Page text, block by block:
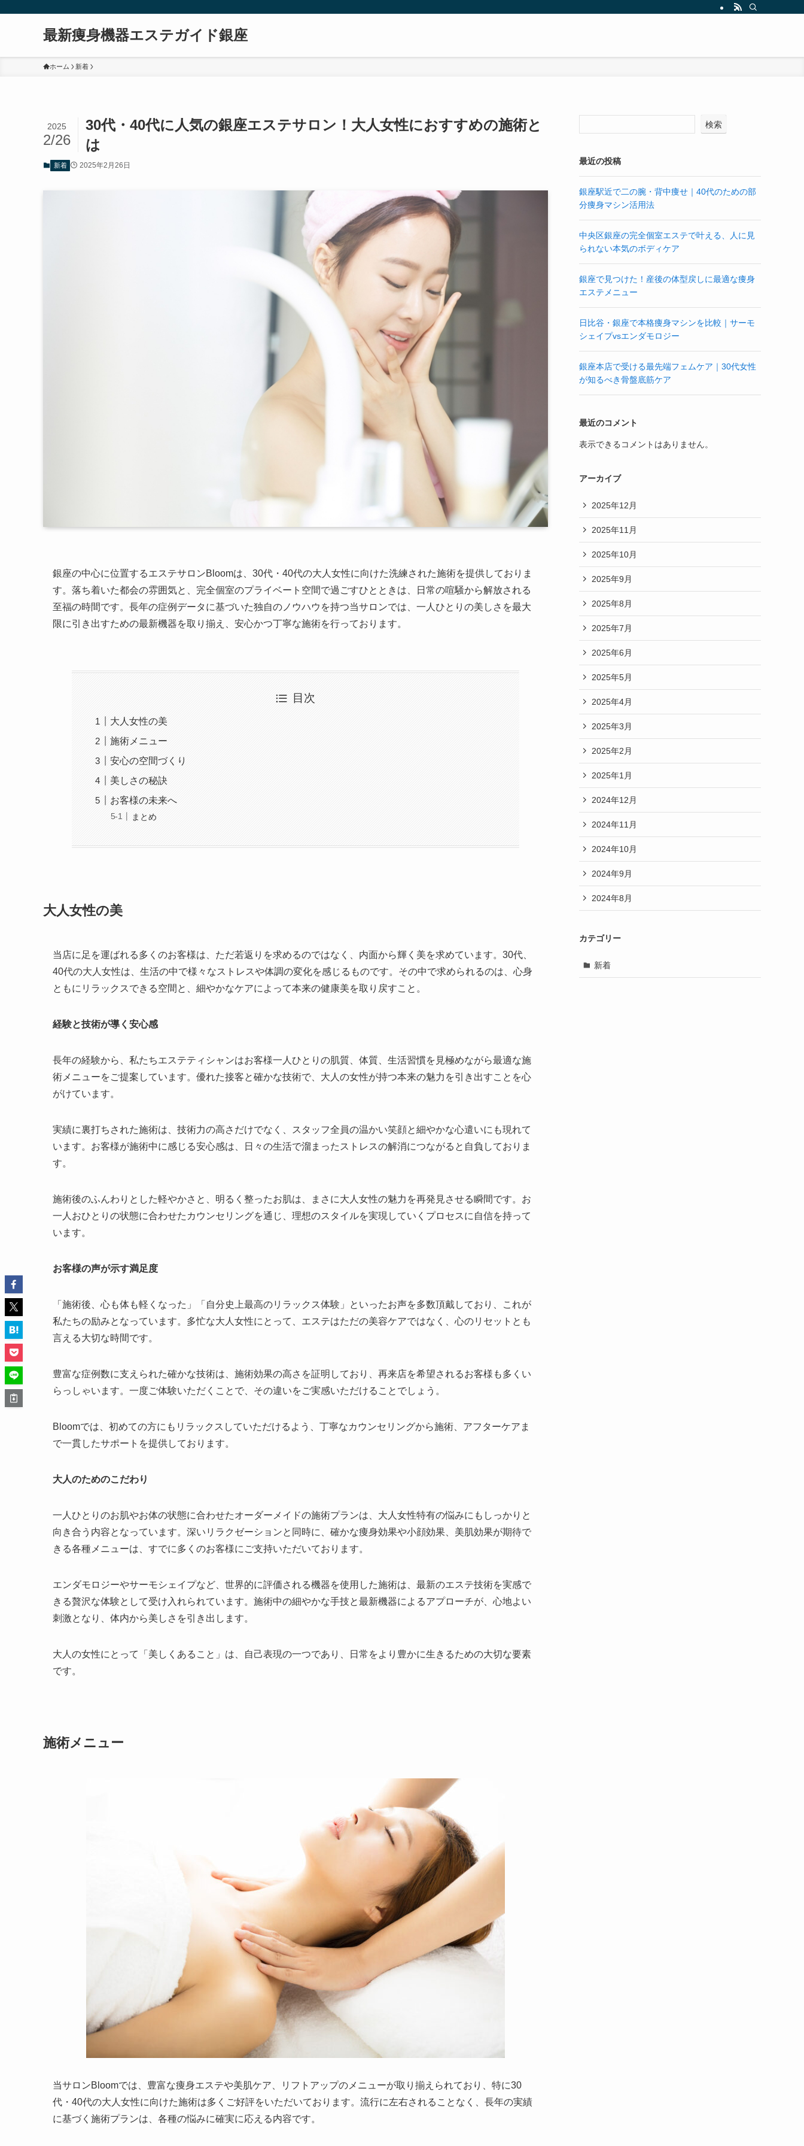
最新痩身機器エステガイド銀座
ホーム 新着
30代・40代に人気の銀座エステサロン！大人女性におすすめの施術と
は
2025
2/26
新着 2025年2月26日
銀座の中心に位置するエステサロンBloomは、30代・40代の大人女性に向けた洗練された施術を提供しておりま
す。落ち着いた都会の雰囲気と、完全個室のプライベート空間で過ごすひとときは、日常の喧騒から解放される
至福の時間です。長年の症例データに基づいた独自のノウハウを持つ当サロンでは、一人ひとりの美しさを最大
限に引き出すための最新機器を取り揃え、安心かつ丁寧な施術を行っております。
目次
大人女性の美
施術メニュー
安心の空間づくり
美しさの秘訣
お客様の未来へ
まとめ
大人女性の美
当店に足を運ばれる多くのお客様は、ただ若返りを求めるのではなく、内面から輝く美を求めています。30代、
40代の大人女性は、生活の中で様々なストレスや体調の変化を感じるものです。その中で求められるのは、心身
ともにリラックスできる空間と、細やかなケアによって本来の健康美を取り戻すこと。
経験と技術が導く安心感
長年の経験から、私たちエステティシャンはお客様一人ひとりの肌質、体質、生活習慣を見極めながら最適な施
術メニューをご提案しています。優れた接客と確かな技術で、大人の女性が持つ本来の魅力を引き出すことを心
がけています。
実績に裏打ちされた施術は、技術力の高さだけでなく、スタッフ全員の温かい笑顔と細やかな心遣いにも現れて
います。お客様が施術中に感じる安心感は、日々の生活で溜まったストレスの解消につながると自負しておりま
す。
施術後のふんわりとした軽やかさと、明るく整ったお肌は、まさに大人女性の魅力を再発見させる瞬間です。お
一人おひとりの状態に合わせたカウンセリングを通じ、理想のスタイルを実現していくプロセスに自信を持って
います。
お客様の声が示す満足度
「施術後、心も体も軽くなった」「自分史上最高のリラックス体験」といったお声を多数頂戴しており、これが
私たちの励みとなっています。多忙な大人女性にとって、エステはただの美容ケアではなく、心のリセットとも
言える大切な時間です。
豊富な症例数に支えられた確かな技術は、施術効果の高さを証明しており、再来店を希望されるお客様も多くい
らっしゃいます。一度ご体験いただくことで、その違いをご実感いただけることでしょう。
Bloomでは、初めての方にもリラックスしていただけるよう、丁寧なカウンセリングから施術、アフターケアま
で一貫したサポートを提供しております。
大人のためのこだわり
一人ひとりのお肌やお体の状態に合わせたオーダーメイドの施術プランは、大人女性特有の悩みにもしっかりと
向き合う内容となっています。深いリラクゼーションと同時に、確かな痩身効果や小顔効果、美肌効果が期待で
きる各種メニューは、すでに多くのお客様にご支持いただいております。
エンダモロジーやサーモシェイプなど、世界的に評価される機器を使用した施術は、最新のエステ技術を実感で
きる贅沢な体験として受け入れられています。施術中の細やかな手技と最新機器によるアプローチが、心地よい
刺激となり、体内から美しさを引き出します。
大人の女性にとって「美しくあること」は、自己表現の一つであり、日常をより豊かに生きるための大切な要素
です。
施術メニュー
当サロンBloomでは、豊富な痩身エステや美肌ケア、リフトアップのメニューが取り揃えられており、特に30
代・40代の大人女性に向けた施術は多くご好評をいただいております。流行に左右されることなく、長年の実績
に基づく施術プランは、各種の悩みに確実に応える内容です。
検索
最近の投稿
銀座駅近で二の腕・背中痩せ｜40代のための部
分痩身マシン活用法
中央区銀座の完全個室エステで叶える、人に見
られない本気のボディケア
銀座で見つけた！産後の体型戻しに最適な痩身
エステメニュー
日比谷・銀座で本格痩身マシンを比較｜サーモ
シェイプvsエンダモロジー
銀座本店で受ける最先端フェムケア｜30代女性
が知るべき骨盤底筋ケア
最近のコメント
表示できるコメントはありません。
アーカイブ
2025年12月
2025年11月
2025年10月
2025年9月
2025年8月
2025年7月
2025年6月
2025年5月
2025年4月
2025年3月
2025年2月
2025年1月
2024年12月
2024年11月
2024年10月
2024年9月
2024年8月
カテゴリー
新着